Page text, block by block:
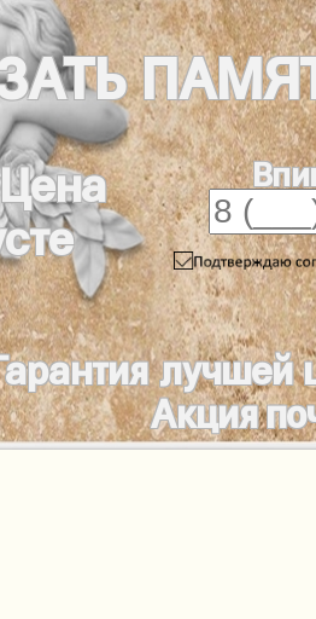
лучшей
Акция